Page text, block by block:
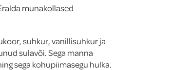
munakollased
suhkur, vanillisuhkur ja
sulavõi. Sega manna
sega kohupiimasegu hulka.